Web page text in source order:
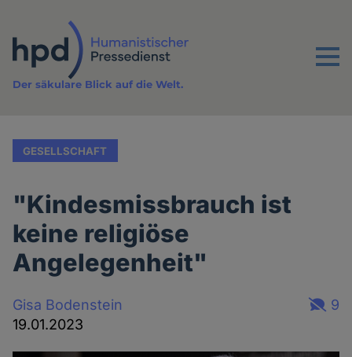
Inhalt
Menu
Der säkulare Blick auf die Welt.
GESELLSCHAFT
"Kindesmissbrauch ist
keine religiöse
Angelegenheit"
Gisa Bodenstein
19.01.2023
9